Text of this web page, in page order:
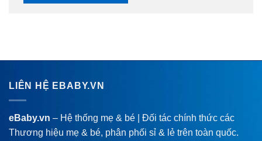
LIÊN HỆ EBABY.VN
eBaby.vn – Hệ thống mẹ & bé | Đối tác chính thức các
Thương hiệu mẹ & bé, phân phối sỉ & lẻ trên toàn quốc.